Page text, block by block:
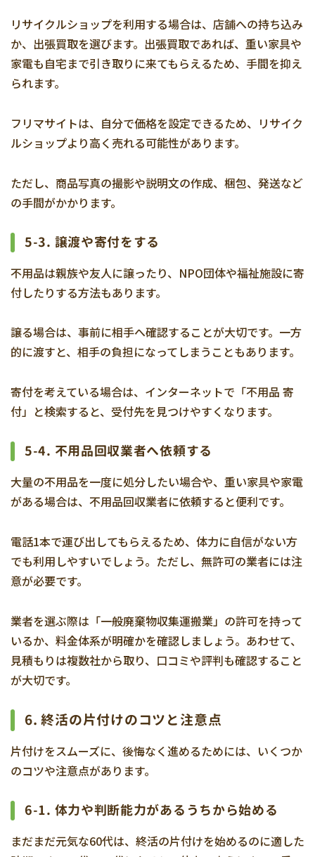
リサイクルショップを利用する場合は、店舗への持ち込み
か、出張買取を選びます。出張買取であれば、重い家具や
家電も自宅まで引き取りに来てもらえるため、手間を抑え
られます。
フリマサイトは、自分で価格を設定できるため、リサイク
ルショップより高く売れる可能性があります。
ただし、商品写真の撮影や説明文の作成、梱包、発送など
の手間がかかります。
5-3. 譲渡や寄付をする
不用品は親族や友人に譲ったり、NPO団体や福祉施設に寄
付したりする方法もあります。
譲る場合は、事前に相手へ確認することが大切です。一方
的に渡すと、相手の負担になってしまうこともあります。
寄付を考えている場合は、インターネットで「不用品 寄
付」と検索すると、受付先を見つけやすくなります。
5-4. 不用品回収業者へ依頼する
大量の不用品を一度に処分したい場合や、重い家具や家電
がある場合は、不用品回収業者に依頼すると便利です。
電話1本で運び出してもらえるため、体力に自信がない方
でも利用しやすいでしょう。ただし、無許可の業者には注
意が必要です。
業者を選ぶ際は「一般廃棄物収集運搬業」の許可を持って
いるか、料金体系が明確かを確認しましょう。あわせて、
見積もりは複数社から取り、口コミや評判も確認すること
が大切です。
6. 終活の片付けのコツと注意点
片付けをスムーズに、後悔なく進めるためには、いくつか
のコツや注意点があります。
6-1. 体力や判断能力があるうちから始める
まだまだ元気な60代は、終活の片付けを始めるのに適した